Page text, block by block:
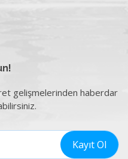
gelişmelerinden haberdar